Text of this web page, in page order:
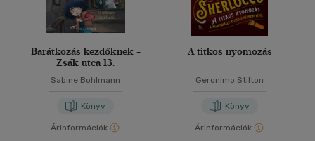
Barátkozás kezdőknek -
Zsák utca 13.
Sabine Bohlmann
Könyv
Árinformációk
A titkos nyomozás
Geronimo Stilton
Könyv
Árinformációk